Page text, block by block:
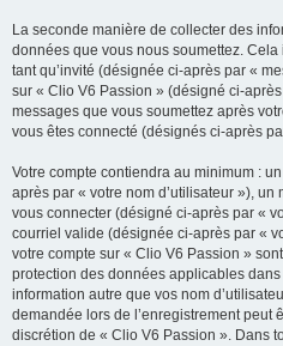
La seconde manière de collecter des
données que vous nous soumettez.
tant qu’invité (désignée ci-après par «
sur « Clio V6 Passion » (désigné ci-
messages que vous soumettez après
vous êtes connecté (désignés ci-après
Votre compte contiendra au minimum :
après par « votre nom d’utilisateur »),
vous connecter (désigné ci-après par «
courriel valide (désignée ci-après par «
votre compte sur « Clio V6 Passion »
protection des données applicables
information autre que vos nom
demandée lors de l’enregistrement peut
discrétion de « Clio V6 Passion ». Dans